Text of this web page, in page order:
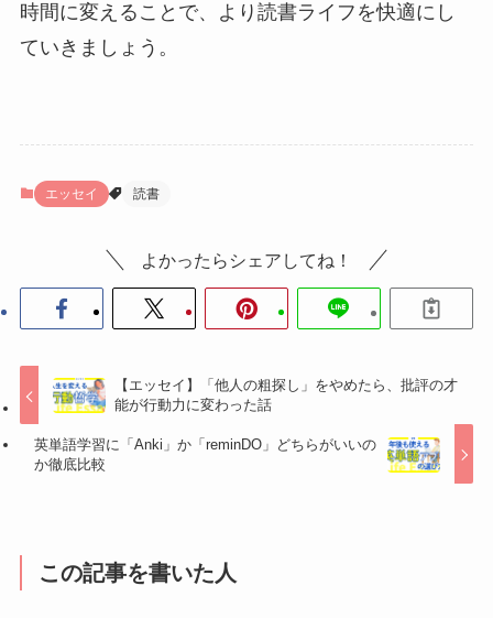
時間に変えることで、より読書ライフを快適にし
ていきましょう。
エッセイ 読書
よかったらシェアしてね！
【エッセイ】「他人の粗探し」をやめたら、批評の才
能が行動力に変わった話
英単語学習に「Anki」か「reminDO」どちらがいいの
か徹底比較
この記事を書いた人